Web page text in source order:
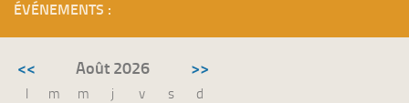
ÉVÉNEMENTS :
<< Août 2026 >>
l m m j v s
d